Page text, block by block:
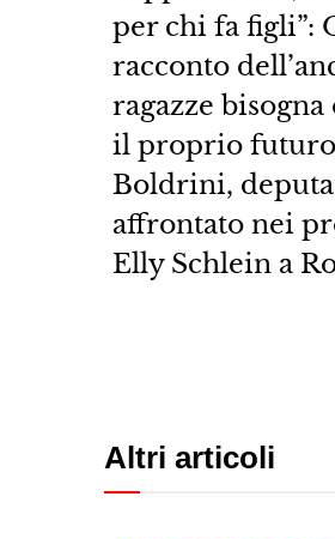
per chi fa figli”:
racconto
ragazze
il proprio futuro
Boldrini,
affrontato nei
Elly Schlein a
Altri articoli